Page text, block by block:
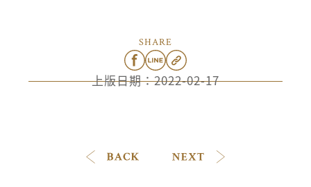
上版日期：2022-02-17
SHARE